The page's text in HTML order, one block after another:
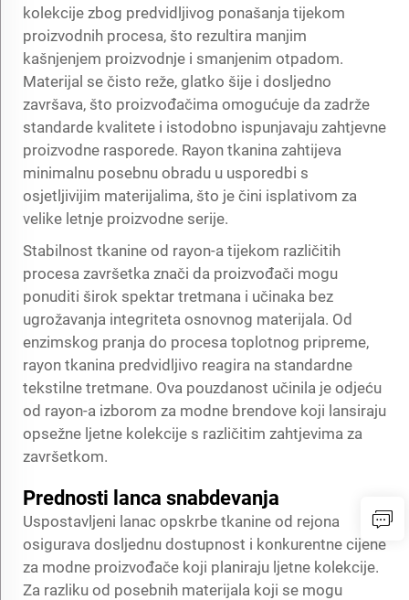
kolekcije zbog predvidljivog ponašanja tijekom
proizvodnih procesa, što rezultira manjim
kašnjenjem proizvodnje i smanjenim otpadom.
Materijal se čisto reže, glatko šije i dosljedno
završava, što proizvođačima omogućuje da zadrže
standarde kvalitete i istodobno ispunjavaju zahtjevne
proizvodne rasporede. Rayon tkanina zahtijeva
minimalnu posebnu obradu u usporedbi s
osjetljivijim materijalima, što je čini isplativom za
velike letnje proizvodne serije.
Stabilnost tkanine od rayon-a tijekom različitih
procesa završetka znači da proizvođači mogu
ponuditi širok spektar tretmana i učinaka bez
ugrožavanja integriteta osnovnog materijala. Od
enzimskog pranja do procesa toplotnog pripreme,
rayon tkanina predvidljivo reagira na standardne
tekstilne tretmane. Ova pouzdanost učinila je odjeću
od rayon-a izborom za modne brendove koji lansiraju
opsežne ljetne kolekcije s različitim zahtjevima za
završetkom.
Prednosti lanca snabdevanja
Uspostavljeni lanac opskrbe tkanine od rejona
osigurava dosljednu dostupnost i konkurentne cijene
za modne proizvođače koji planiraju ljetne kolekcije.
Za razliku od posebnih materijala koji se mogu